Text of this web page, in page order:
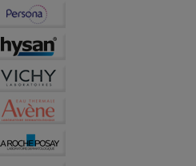
Statistik & Tracking:
sammeln, mit deren Hilfe wir unsere
auch die Werbung auf Drittseiten
teilweise an Dritte wie z.B. Google